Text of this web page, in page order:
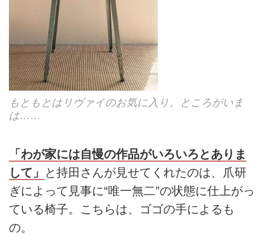
もともとはリヴァイのお気に入り。ところがいま
は……
「わが家には自慢の作品がいろいろとありま
して」
と持田さんが見せてくれたのは、爪研
ぎによって見事に“唯一無二”の状態に仕上がっ
ている椅子。こちらは、ゴゴの手によるも
の。